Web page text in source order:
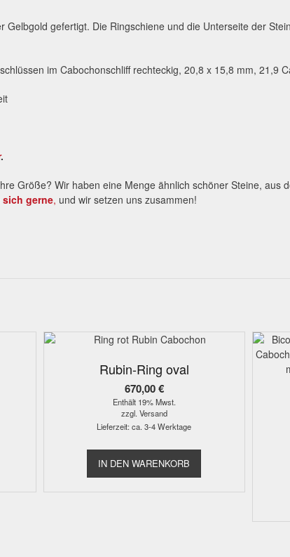
Gelbgold gefertigt. Die Ringschiene und die Unterseite der
im Cabochonschliff rechteckig, 20,8 x 15,8 mm, 21,9
.
Größe? Wir haben eine Menge ähnlich schöner Steine, aus
sich gerne, und wir setzen uns zusammen!
Rubin-Ring oval
670,00€
Enthält 19% Mwst.
zzgl. Versand
Lieferzeit: ca. 3-4 Werktage
IN DEN WARENKORB